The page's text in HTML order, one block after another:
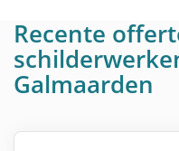
Recente
Galmaarden